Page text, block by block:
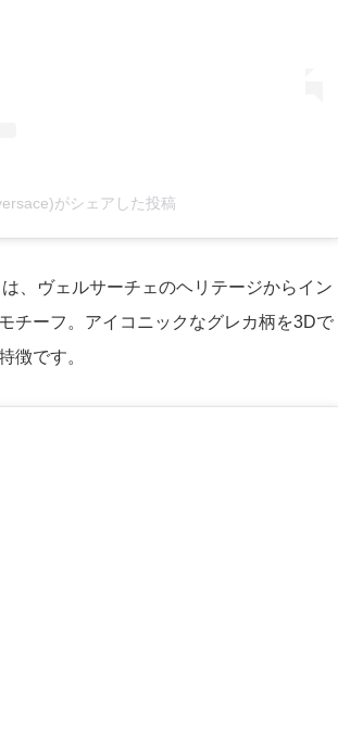
がシェアした投稿
、ヴェルサーチェのヘリテージからイン
チーフ。アイコニックなグレカ柄を3Dで
徴です。